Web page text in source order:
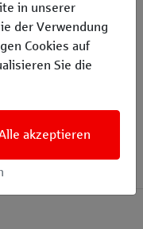
in unserer
der Verwendung
Cookies auf
Sie die
akzeptieren
Ihnen erhalten
Projekt und werden
Ihr Projekt wird erst
geprüft. Wir
viel Erfolg!